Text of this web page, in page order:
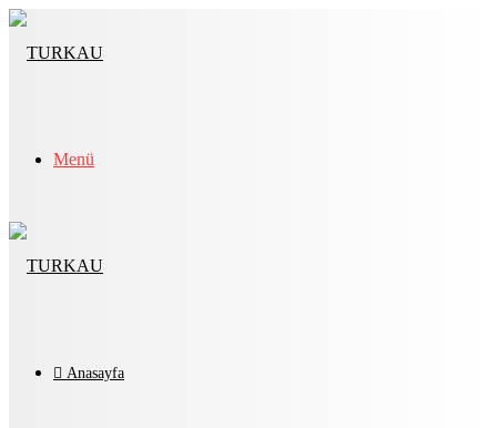
Menü
Anasayfa